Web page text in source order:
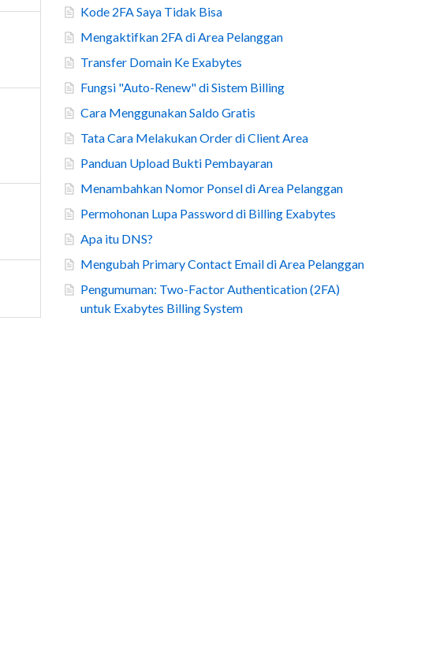
Kode 2FA Saya Tidak Bisa
Mengaktifkan 2FA di Area Pelanggan
Transfer Domain Ke Exabytes
Fungsi "Auto-Renew" di Sistem Billing
Cara Menggunakan Saldo Gratis
Tata Cara Melakukan Order di Client Area
Panduan Upload Bukti Pembayaran
Menambahkan Nomor Ponsel di Area Pelanggan
Permohonan Lupa Password di Billing Exabytes
Apa itu DNS?
Mengubah Primary Contact Email di Area Pelanggan
Pengumuman: Two-Factor Authentication (2FA)
untuk Exabytes Billing System